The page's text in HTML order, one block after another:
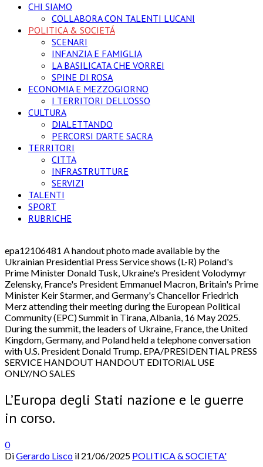
CHI SIAMO
COLLABORA CON TALENTI LUCANI
POLITICA & SOCIETÁ
SCENARI
INFANZIA E FAMIGLIA
LA BASILICATA CHE VORREI
SPINE DI ROSA
ECONOMIA E MEZZOGIORNO
I TERRITORI DELL’OSSO
CULTURA
DIALETTANDO
PERCORSI D’ARTE SACRA
TERRITORI
CITTA
INFRASTRUTTURE
SERVIZI
TALENTI
SPORT
RUBRICHE
epa12106481 A handout photo made available by the
Ukrainian Presidential Press Service shows (L-R) Poland's
Prime Minister Donald Tusk, Ukraine's President Volodymyr
Zelensky, France's President Emmanuel Macron, Britain's Prime
Minister Keir Starmer, and Germany's Chancellor Friedrich
Merz attending their meeting during the European Political
Community (EPC) Summit in Tirana, Albania, 16 May 2025.
During the summit, the leaders of Ukraine, France, the United
Kingdom, Germany, and Poland held a telephone conversation
with U.S. President Donald Trump. EPA/PRESIDENTIAL PRESS
SERVICE HANDOUT HANDOUT EDITORIAL USE
ONLY/NO SALES
L’Europa degli Stati nazione e le guerre
in corso.
0
DiGerardo Lisco il 21/06/2025 POLITICA & SOCIETA'